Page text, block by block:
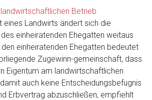
Betrieb
eines Landwirts ändert sich die
einheiratenden Ehegatten weitaus
einheiratenden Ehegatten bedeutet
Zugewinn-gemeinschaft, dass
Eigentum am landwirtschaftlichen
auch keine Entscheidungsbefugnis
Erbvertrag abzuschließen, empfiehlt